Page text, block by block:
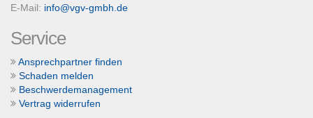
E-Mail: info@vgv-gmbh.de
Service
Ansprechpartner finden
Schaden melden
Beschwerdemanagement
Vertrag widerrufen